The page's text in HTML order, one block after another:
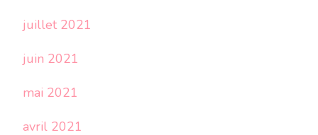
juillet 2021
juin 2021
mai 2021
avril 2021